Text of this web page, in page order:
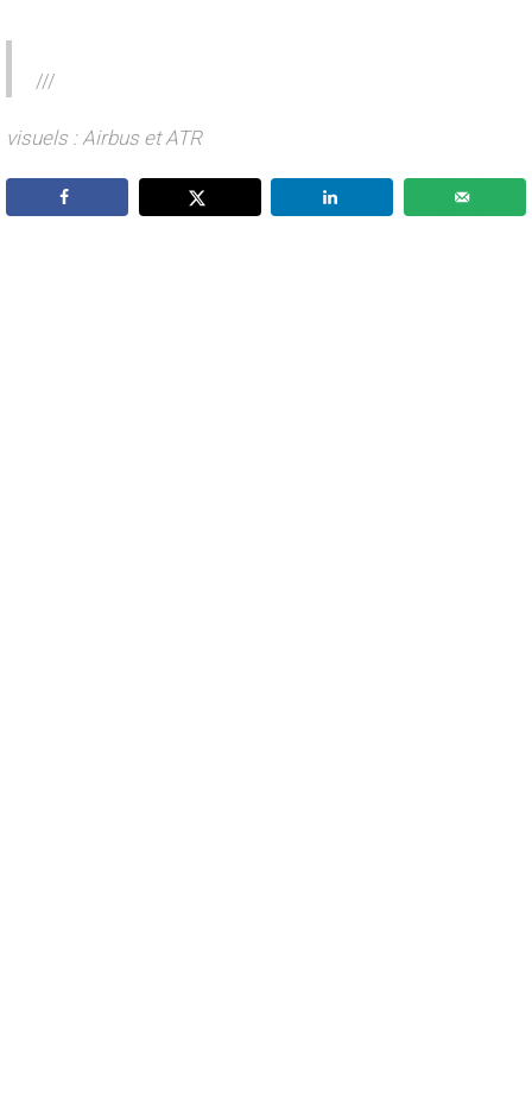
///
visuels : Airbus et ATR